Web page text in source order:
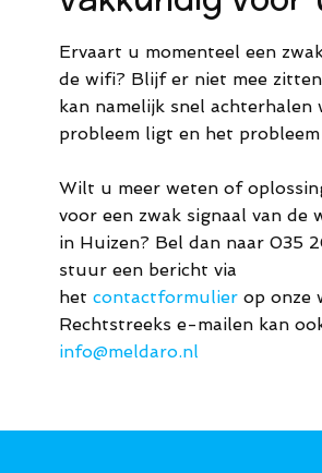
Ervaart u momenteel een
de wifi? Blijf er niet mee
kan namelijk snel achterhalen
probleem ligt en het
Wilt u meer weten of
voor een zwak signaal van de
in Huizen? Bel dan naar 035
stuur een bericht via
het contactformulier op onze
Rechtstreeks e-mailen kan
info@meldaro.nl